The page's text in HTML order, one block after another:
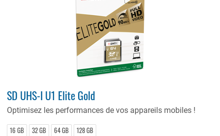
SD UHS-I U1 Elite Gold
Optimisez les performances de vos appareils mobiles !
16 GB 32 GB 64 GB 128 GB